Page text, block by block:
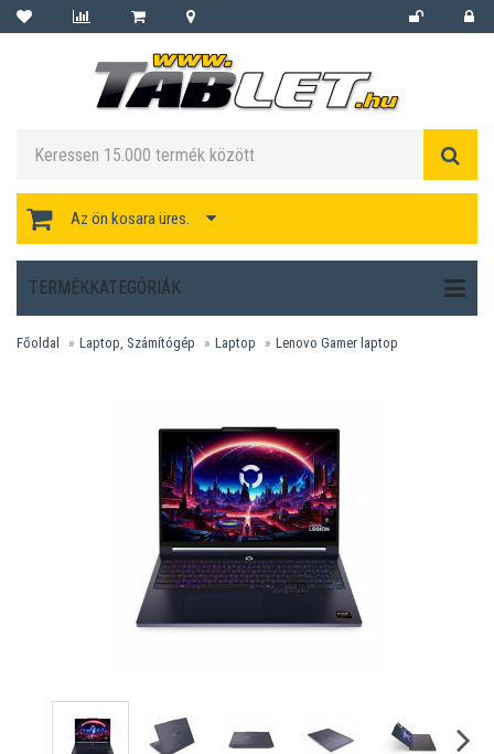
Az ön kosara üres.
TERMÉKKATEGÓRIÁK
Főoldal Laptop, Számítógép Laptop Lenovo Gamer laptop